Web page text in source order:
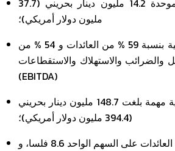
بلغت الأرباح الصافية الموحدة 14.2 مليون دينار بحريني (37.7
مليون دولار أمريكي)؛
ساهمت العمليات الخارجية بنسبة 59 % من العائدات و 54 % من
والضرائب والاستهلاك والاستقطاعات
(EBITDA)
تحقيق أرصدة نقدية وبنكية مهمة بلغت 148.7 مليون دينار بحريني
(394.4 مليون دولار أمريكي)؛
على السهم الواحد 8.6 فلسا، و